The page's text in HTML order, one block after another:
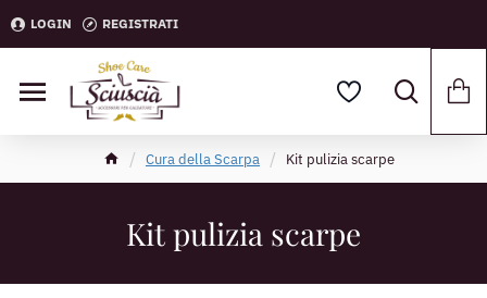
LOGIN REGISTRATI
Cura della Scarpa Kit pulizia scarpe
Kit pulizia scarpe